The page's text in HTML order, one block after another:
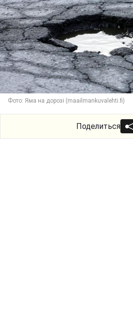
Фото: Яма на дорозі (maailmankuvalehti.fi)
Поделиться